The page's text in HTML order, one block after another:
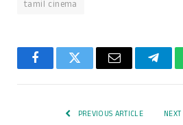
tamil cinema
FacebookTwitter Email
PREVIOUS ARTICLE